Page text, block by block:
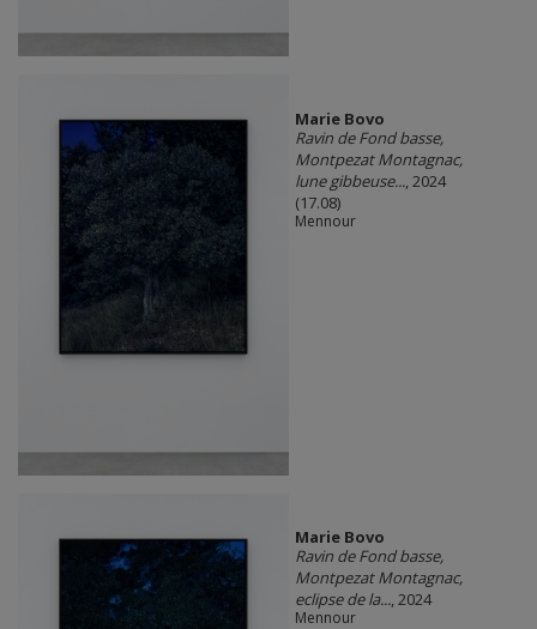
Marie Bovo
Ravin de Fond basse,
Montpezat Montagnac,
lune gibbeuse..., 2024
(17.08)
Mennour
Marie Bovo
Ravin de Fond basse,
Montpezat Montagnac,
eclipse de la..., 2024
Mennour